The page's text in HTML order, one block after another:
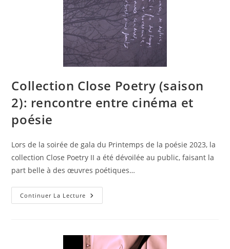
Collection Close Poetry (saison
2): rencontre entre cinéma et
poésie
Lors de la soirée de gala du Printemps de la poésie 2023, la
collection Close Poetry II a été dévoilée au public, faisant la
part belle à des œuvres poétiques…
Continuer La Lecture